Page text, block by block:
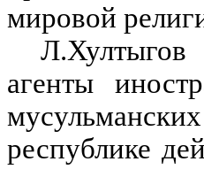
мировой
Л.Хултыгов
агенты
республике